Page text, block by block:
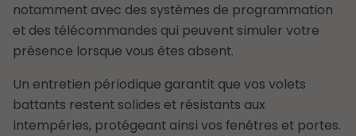
notamment avec des systèmes de programmation
et des télécommandes qui peuvent simuler votre
présence lorsque vous êtes absent.
Un entretien périodique garantit que vos volets
battants restent solides et résistants aux
intempéries, protégeant ainsi vos fenêtres et portes.